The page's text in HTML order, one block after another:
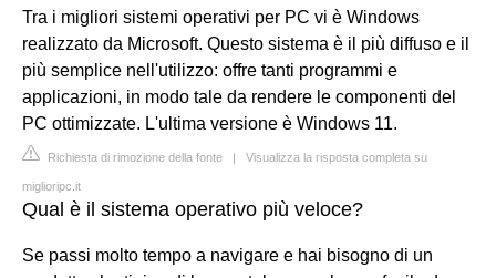
Tra i migliori sistemi operativi per PC vi è Windows
realizzato da Microsoft. Questo sistema è il più diffuso e il
più semplice nell'utilizzo: offre tanti programmi e
applicazioni, in modo tale da rendere le componenti del
PC ottimizzate. L'ultima versione è Windows 11.
Richiesta di rimozione della fonte | Visualizza la risposta completa su
miglioripc.it
Qual è il sistema operativo più veloce?
Se passi molto tempo a navigare e hai bisogno di un